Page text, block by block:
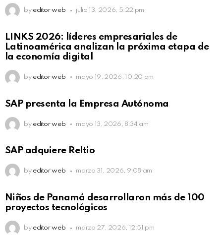
by editor web julio 13, 2026, 5:22 pm
LINKS 2026: líderes empresariales de
Latinoamérica analizan la próxima etapa de
la economía digital
by editor web mayo 19, 2026, 10:20 am
SAP presenta la Empresa Autónoma
by editor web mayo 13, 2026, 8:34 am
SAP adquiere Reltio
by editor web marzo 31, 2026, 9:08 am
Niños de Panamá desarrollaron más de 100
proyectos tecnológicos
by editor web marzo 27, 2026, 12:51 pm